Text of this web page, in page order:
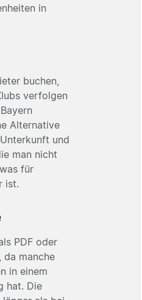
in
buchen,
verfolgen
Bayern
Alternative
und
man nicht
für
ist.
PDF oder
da manche
in einem
hat. Die